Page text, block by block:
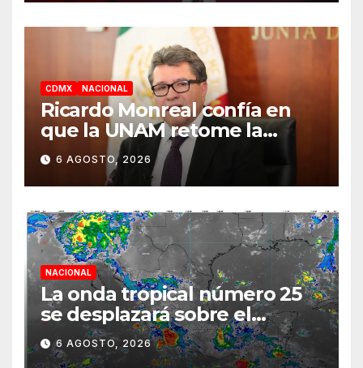
CDMX NACIONAL
Ricardo Monreal confía en
que la UNAM retome la
normalidad e inicie el
semestre mediante el
diálogo
6 AGOSTO, 2026
NACIONAL
La onda tropical número 25
se desplazará sobre el
sureste mexicano
6 AGOSTO, 2026